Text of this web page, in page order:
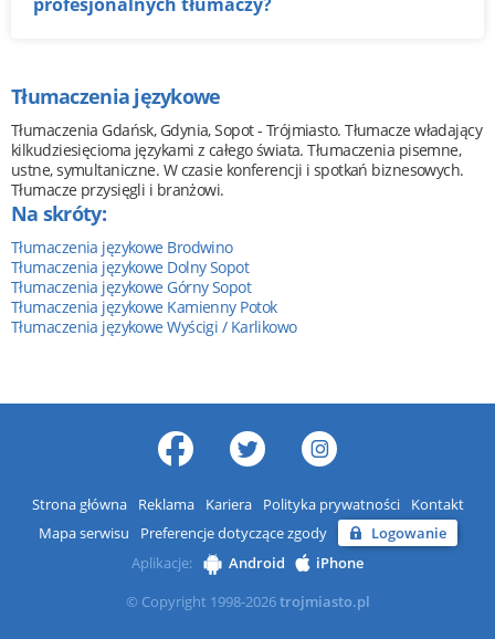
Tłumaczenia językowe
Tłumaczenia Gdańsk, Gdynia, Sopot - Trójmiasto. Tłumacze władający
kilkudziesięcioma językami z całego świata. Tłumaczenia pisemne,
ustne, symultaniczne. W czasie konferencji i spotkań biznesowych.
Tłumacze przysięgli i branżowi.
Na skróty:
Tłumaczenia językowe Brodwino
Tłumaczenia językowe Dolny Sopot
Tłumaczenia językowe Górny Sopot
Tłumaczenia językowe Kamienny Potok
Tłumaczenia językowe Wyścigi / Karlikowo
Strona główna Reklama Kariera Polityka prywatności
Kontakt
Mapa serwisu
Preferencje dotyczące zgody
Logowanie
Aplikacje:
Android
iPhone
© Copyright 1998-2026trojmiasto.pl